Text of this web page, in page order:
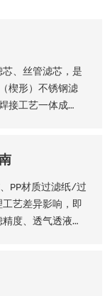
、丝管滤芯，是
楔形）不锈钢滤
接工艺一体成
寸等核心参数个
心品质优势。
PP材质过滤纸/过
艺差异影响，即
度、透气透液性
实施方法如下